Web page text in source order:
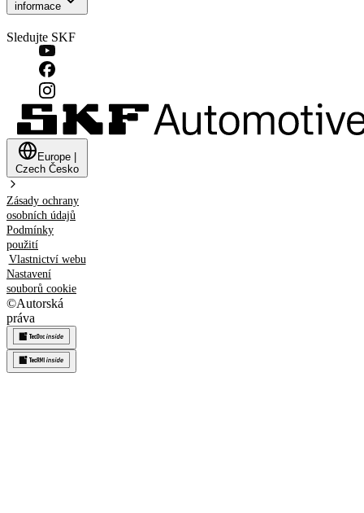
informace
Sledujte SKF
Europe
Czech Česko
Zásady ochrany
osobních údajů
Podmínky
použití
Vlastnictví webu
Nastavení
souborů cookie
©Autorská
práva